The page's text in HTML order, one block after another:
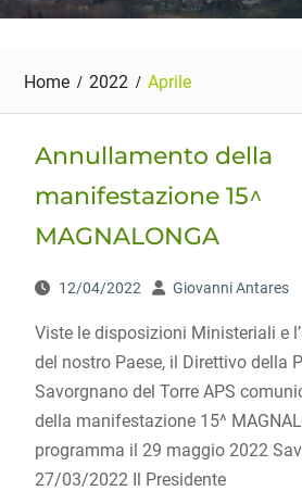
Home 2022 Aprile
Annullamento della
manifestazione 15^
MAGNALONGA
12/04/2022 Giovanni Antares
Viste le disposizioni Ministeriali e
del nostro Paese, il Direttivo della
Savorgnano del Torre APS
della manifestazione 15^
programma il 29 maggio 2022
27/03/2022 Il Presidente